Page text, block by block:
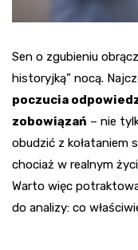
Sen o zgubieniu
historyjką” nocą.
poczucia
zobowiązań – nie
obudzić z kołataniem
chociaż w realnym
Warto więc
do analizy: co